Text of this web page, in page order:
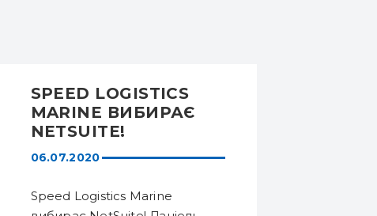
06.07.2020
SPEED ​​LOGISTICS
MARINE ВИБИРАЄ
NETSUITE!
Speed ​​Logistics Marine